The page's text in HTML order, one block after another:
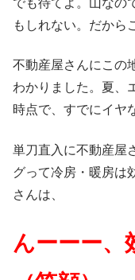
でも待てよ。山なの
もしれない。だから
不動産屋さんにこの
わかりました。夏、
時点で、すでにイヤ
単刀直入に不動産屋
グって冷房・暖房は
さんは、
んーーー、